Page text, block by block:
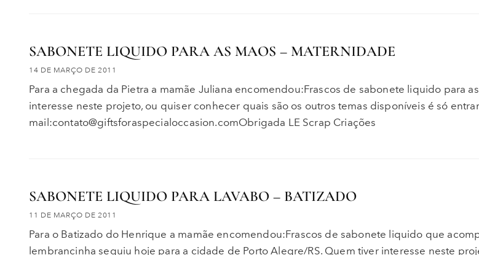
SABONETE LIQUIDO PARA AS MAOS – MATERNIDADE
14 DE MARÇO DE 2011
Para a chegada da Pietra a mamãe Juliana encomendou:Frascos de sabonete liquido para
interesse neste projeto, ou quiser conhecer quais são os outros temas disponíveis é só
mail:contato@giftsforaspecialoccasion.comObrigada LE Scrap Criações
SABONETE LIQUIDO PARA LAVABO – BATIZADO
11 DE MARÇO DE 2011
Para o Batizado do Henrique a mamãe encomendou:Frascos de sabonete liquido que
lembrancinha seguiu hoje para a cidade de Porto Alegre/RS. Quem tiver interesse neste